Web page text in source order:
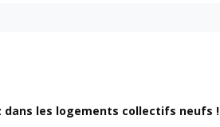
dans les logements collectifs neufs !